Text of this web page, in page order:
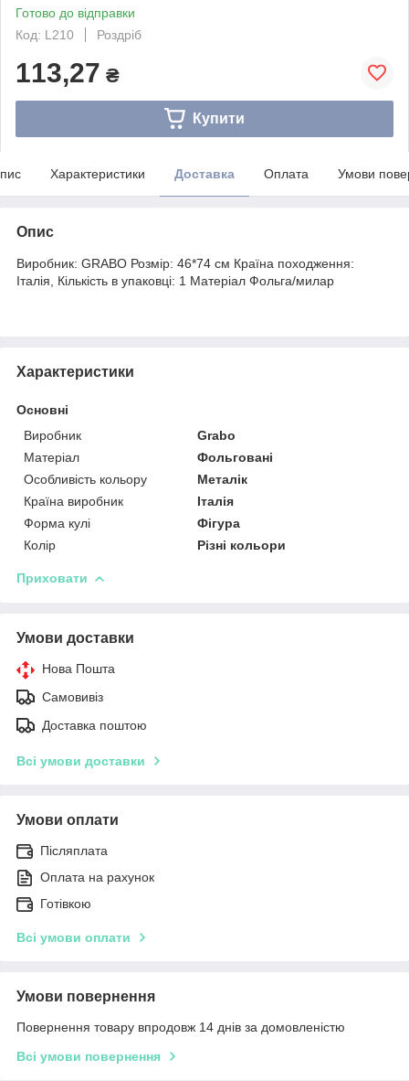
Готово до відправки
Код: L210
Роздріб
113,27 ₴
Купити
Характеристики Доставка Оплата Умови
Опис
Виробник: GRABO Розмір: 46*74 см Країна походження:
Італія, Кількість в упаковці: 1 Матеріал Фольга/милар
Характеристики
Основні
Виробник
Grabo
Матеріал
Фольговані
Особливість кольору
Металік
Країна виробник
Італія
Форма кулі
Фігура
Колір
Різні кольори
Приховати
Умови доставки
Нова Пошта
Самовивіз
Доставка поштою
Всі умови доставки
Умови оплати
Післяплата
Оплата на рахунок
Готівкою
Всі умови оплати
Умови повернення
Повернення товару впродовж 14 днів за домовленістю
Всі умови повернення